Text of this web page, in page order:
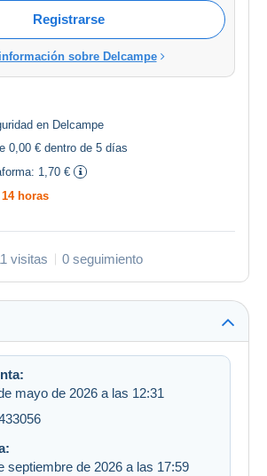
Registrarse
sobre Delcampe
en Delcampe
0,00 € dentro de 5 días
1,70 €
horas
visitas 0 seguimiento
mayo de 2026 a las 12:31
septiembre de 2026 a las 17:59